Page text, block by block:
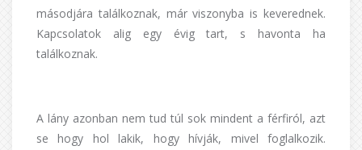
másodjára találkoznak, már viszonyba is keverednek.
Kapcsolatok alig egy évig tart, s havonta ha
találkoznak.
A lány azonban nem tud túl sok mindent a férfiról, azt
se hogy hol lakik, hogy hívják, mivel foglalkozik.